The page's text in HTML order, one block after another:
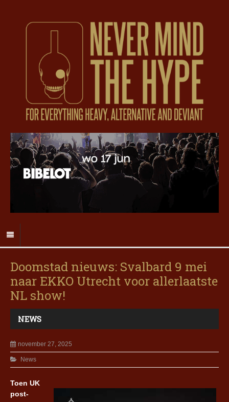
Doomstad nieuws: Svalbard 9 mei
naar EKKO Utrecht voor allerlaatste
NL show!
NEWS
november 27, 2025
News
Toen UK
post-